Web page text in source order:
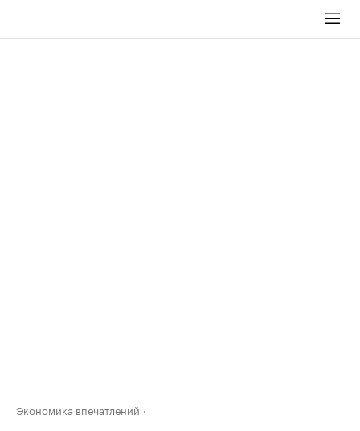
Экономика впечатлений